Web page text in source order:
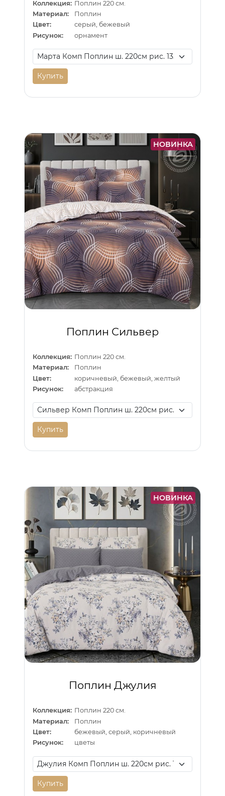
Коллекция: Поплин 220 см.
Материал:
Поплин
Цвет:
серый, бежевый
Рисунок:
орнамент
Купить
НОВИНКА
Поплин Сильвер
Коллекция: Поплин 220 см.
Материал:
Поплин
Цвет:
коричневый, бежевый, желтый
Рисунок:
абстракция
Купить
НОВИНКА
Поплин Джулия
Коллекция: Поплин 220 см.
Материал:
Поплин
Цвет:
бежевый, серый, коричневый
Рисунок:
цветы
Купить